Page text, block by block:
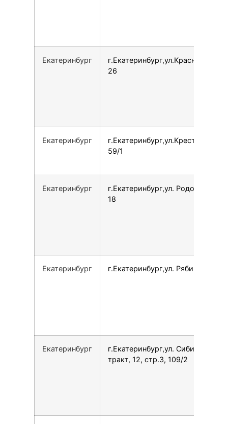
Екатеринбург
г.Екатеринбург,ул.Краснолесья,
26
Екатеринбург
г.Екатеринбург,ул.Крестинского,
59/1
Екатеринбург
г.Екатеринбург,ул. Родонитовая,
18
Екатеринбург г.Екатеринбург,ул. Рябинина, 29
Екатеринбург
г.Екатеринбург,ул. Сибирский
тракт, 12, стр.3, 109/2